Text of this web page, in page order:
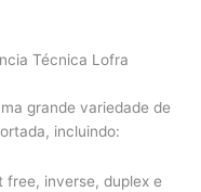
Técnica Lofra
grande variedade de
incluindo:
free, inverse, duplex e